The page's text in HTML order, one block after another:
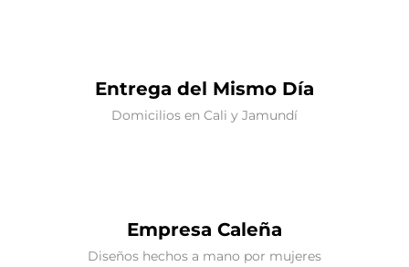
Entrega del Mismo Día
Domicilios en Cali y Jamundí
Empresa Caleña
Diseños hechos a mano por mujeres